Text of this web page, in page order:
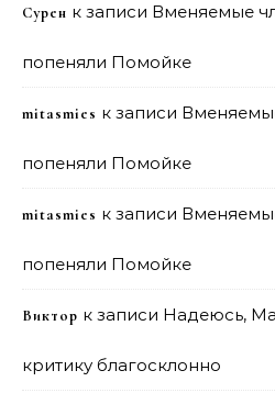
Сурен к записи Вменяемые
попеняли Помойке
mitasmies к записи
попеняли Помойке
mitasmies к записи
попеняли Помойке
Виктор к записи Надеюсь,
критику благосклонно